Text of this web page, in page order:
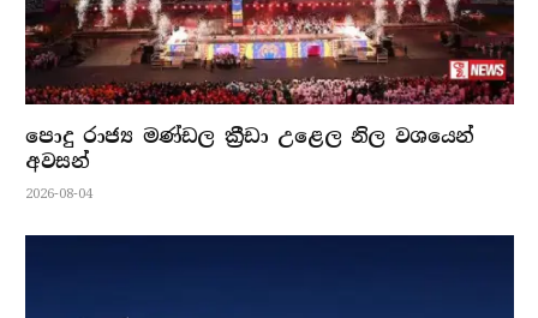
පොදු රාජ්‍ය මණ්ඩල ක්‍රීඩා උළෙල නිල වශයෙන්
අවසන්
2026-08-04